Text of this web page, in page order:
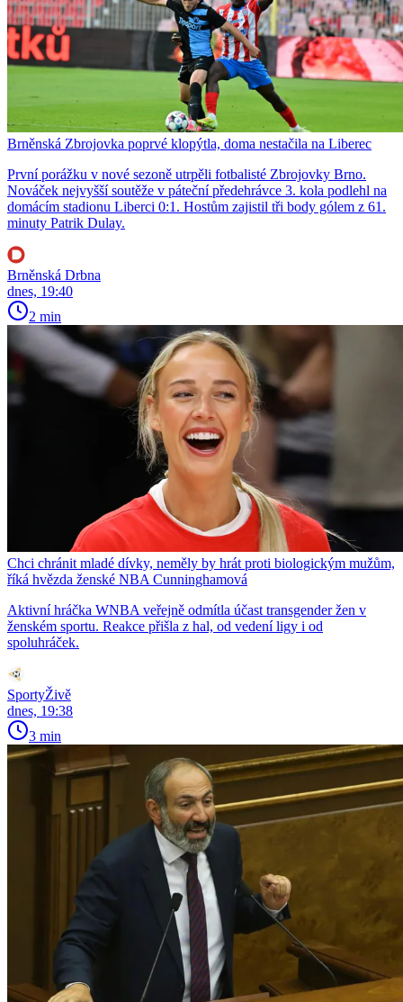
Brněnská Zbrojovka poprvé klopýtla, doma nestačila na Liberec
První porážku v nové sezoně utrpěli fotbalisté Zbrojovky Brno.
Nováček nejvyšší soutěže v páteční předehrávce 3. kola podlehl na
domácím stadionu Liberci 0:1. Hostům zajistil tři body gólem z 61.
minuty Patrik Dulay.
Brněnská Drbna
dnes, 19:40
2 min
Chci chránit mladé dívky, neměly by hrát proti biologickým mužům,
říká hvězda ženské NBA Cunninghamová
Aktivní hráčka WNBA veřejně odmítla účast transgender žen v
ženském sportu. Reakce přišla z hal, od vedení ligy i od
spoluhráček.
SportyŽivě
dnes, 19:38
3 min